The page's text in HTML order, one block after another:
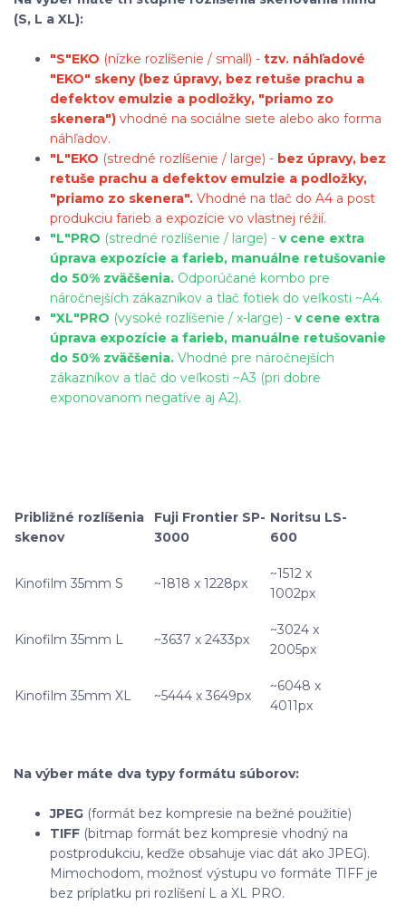
(S, L a XL):
"S"EKO (nízke rozlíšenie / small) - tzv. náhľadové
"EKO" skeny (bez úpravy, bez retuše prachu a
defektov emulzie a podložky, "priamo zo
skenera") vhodné na sociálne siete alebo ako forma
náhľadov.
"L"EKO (stredné rozlíšenie / large) - bez úpravy, bez
retuše prachu a defektov emulzie a podložky,
"priamo zo skenera". Vhodné na tlač do A4 a post
produkciu farieb a expozície vo vlastnej réžií.
"L"PRO (stredné rozlíšenie / large) - v cene extra
úprava expozície a farieb, manuálne retušovanie
do 50% zväčšenia. Odporúčané kombo pre
náročnejších zákazníkov a tlač fotiek do veľkosti ~A4.
"XL"PRO (vysoké rozlíšenie / x-large) - v cene extra
úprava expozície a farieb, manuálne retušovanie
do 50% zväčšenia. Vhodné pre náročnejších
zákazníkov a tlač do veľkosti ~A3 (pri dobre
exponovanom negatíve aj A2).
Približné rozlíšenia
skenov
Fuji Frontier SP-
3000
Noritsu LS-
600
Kinofilm 35mm S ~1818 x 1228px
~1512 x
1002px
Kinofilm 35mm L ~3637 x 2433px
~3024 x
2005px
Kinofilm 35mm XL ~5444 x 3649px
~6048 x
4011px
Na výber máte dva typy formátu súborov:
JPEG (formát bez kompresie na bežné použitie)
TIFF (bitmap formát bez kompresie vhodný na
postprodukciu, keďže obsahuje viac dát ako JPEG).
Mimochodom, možnosť výstupu vo formáte TIFF je
bez príplatku pri rozlíšení L a XL PRO.